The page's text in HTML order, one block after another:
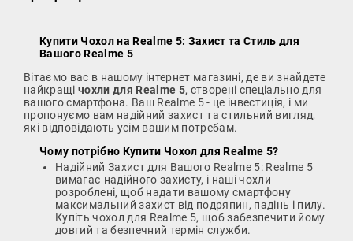
Купити Чохол на Realme 5: Захист та Стиль для
Вашого Realme 5
Вітаємо вас в нашому інтернет магазині, де ви знайдете
найкращі чохли для Realme 5, створені спеціально для
вашого смартфона. Ваш Realme 5 - це інвестиція, і ми
пропонуємо вам надійний захист та стильний вигляд,
які відповідають усім вашим потребам.
Чому потрібно Купити Чохол для Realme 5?
Надійний Захист для Вашого Realme 5: Realme 5
вимагає надійного захисту, і наші чохли
розроблені, щоб надати вашому смартфону
максимальний захист від подряпин, падінь і пилу.
Купіть чохол для Realme 5, щоб забезпечити йому
довгий та безпечний термін служби.